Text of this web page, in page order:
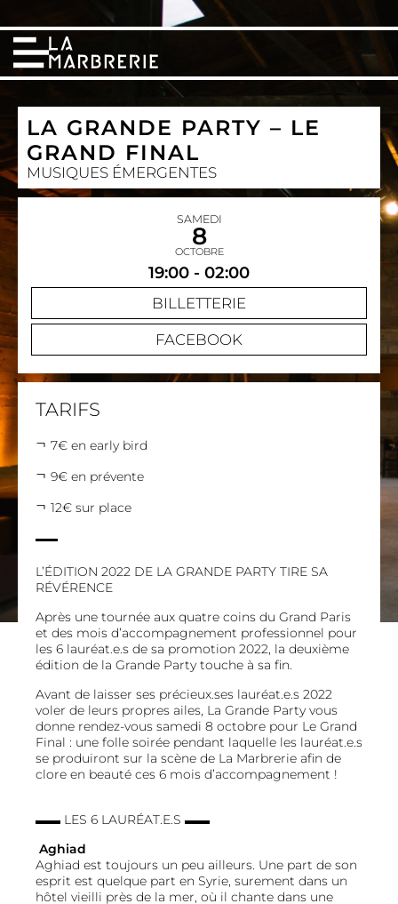
LA GRANDE PARTY – LE
GRAND FINAL
MUSIQUES ÉMERGENTES
SAMEDI
8
OCTOBRE
19:00 - 02:00
BILLETTERIE
FACEBOOK
TARIFS
7€ en early bird
9€ en prévente
12€ sur place
L’ÉDITION 2022 DE LA GRANDE PARTY TIRE SA
RÉVÉRENCE
Après une tournée aux quatre coins du Grand Paris
et des mois d’accompagnement professionnel pour
les 6 lauréat.e.s de sa promotion 2022, la deuxième
édition de la Grande Party touche à sa fin.
Avant de laisser ses précieux.ses lauréat.e.s 2022
voler de leurs propres ailes, La Grande Party vous
donne rendez-vous samedi 8 octobre pour Le Grand
Final : une folle soirée pendant laquelle les lauréat.e.s
se produiront sur la scène de La Marbrerie afin de
clore en beauté ces 6 mois d’accompagnement !
▬▬ LES 6 LAURÉAT.E.S ▬▬
Aghiad
Aghiad est toujours un peu ailleurs. Une part de son
esprit est quelque part en Syrie, surement dans un
hôtel vieilli près de la mer, où il chante dans une